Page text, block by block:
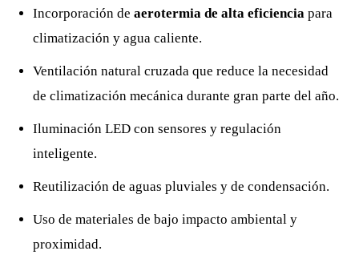
Incorporación de aerotermia de alta eficiencia para
climatización y agua caliente.
Ventilación natural cruzada que reduce la necesidad
de climatización mecánica durante gran parte del año.
Iluminación LED con sensores y regulación
inteligente.
Reutilización de aguas pluviales y de condensación.
Uso de materiales de bajo impacto ambiental y
proximidad.